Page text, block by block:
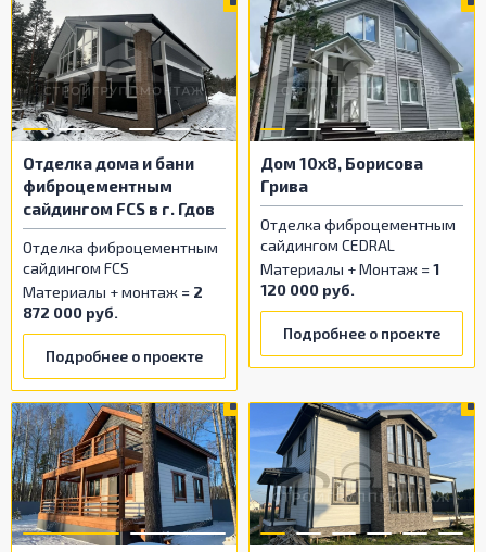
Отделка дома и бани
фиброцементным
сайдингом FCS в г. Гдов
Отделка фиброцементным
сайдингом FCS
Материалы + монтаж = 2
872 000 руб.
Подробнее о проекте
Дом 10х8, Борисова
Грива
Отделка фиброцементным
сайдингом CEDRAL
Материалы + Монтаж =1
120 000 руб.
Подробнее о проекте